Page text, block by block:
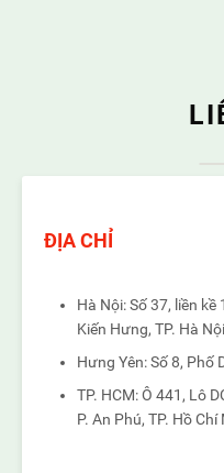
ĐỊA CHỈ
Hà Nội: Số 37, liền
Kiến Hưng, TP. Hà Nội
Hưng Yên: Số 8, Phố
TP. HCM: Ô 441, Lô
P. An Phú, TP. Hồ Chí